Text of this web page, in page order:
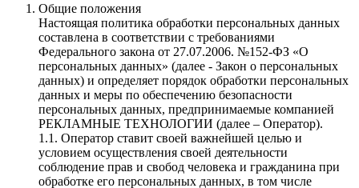
Общие положения
Настоящая политика обработки персональных данных
составлена в соответствии с требованиями
Федерального закона от 27.07.2006. №152-ФЗ «О
персональных данных» (далее - Закон о персональных
данных) и определяет порядок обработки персональных
данных и меры по обеспечению безопасности
персональных данных, предпринимаемые компанией
РЕКЛАМНЫЕ ТЕХНОЛОГИИ (далее – Оператор).
1.1. Оператор ставит своей важнейшей целью и
условием осуществления своей деятельности
соблюдение прав и свобод человека и гражданина при
обработке его персональных данных, в том числе